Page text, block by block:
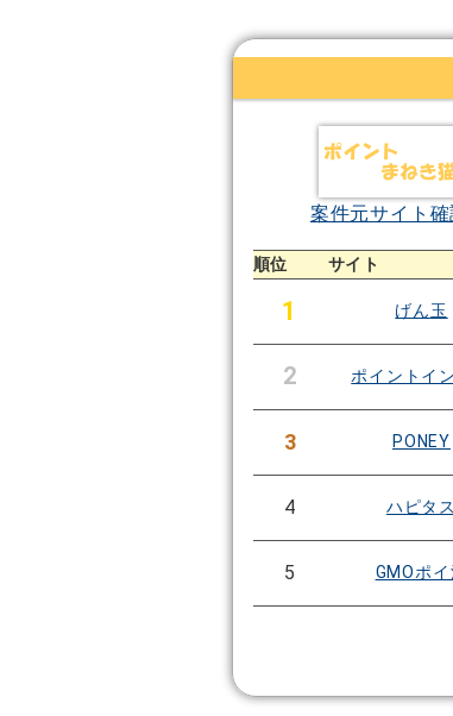
案件元サイト確
順位 サイト
1 げん玉
2 ポイントイ
3 PONEY
4 ハピタス
5 GMOポ